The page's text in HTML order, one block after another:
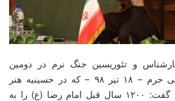
و تئوریسین جنگ نرم در دومین
نشست مدافعان فرهنگی حرم – ۱۸ تیر ۹۸ – که در حسینیه هنر
برگزار شد در سخنانی، گفت: ۱۲۰۰ سال قبل امام رضا (ع) را به